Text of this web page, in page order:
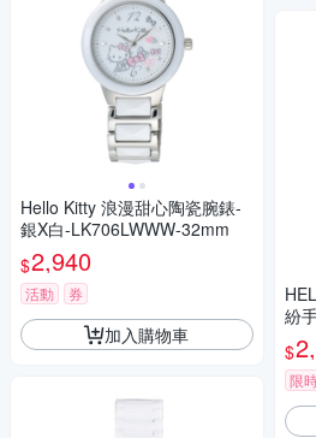
Hello Kitty 浪漫甜心陶瓷腕錶-
銀X白-LK706LWWW-32mm
$2,940
活動 券
加入購物車
紛
$
限